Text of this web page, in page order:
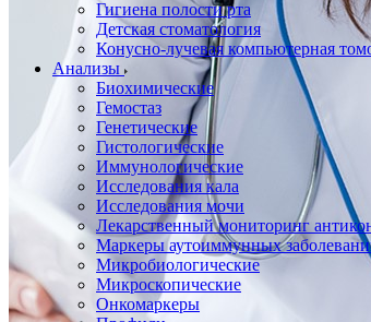
Гигиена полости рта
Детская стоматология
Конусно-лучевая компьютерная
Анализы
Биохимические
Гемостаз
Генетические
Гистологические
Иммунологические
Исследования кала
Исследования мочи
Лекарственный мониторинг
Маркеры аутоиммунных
Микробиологические
Микроскопические
Онкомаркеры